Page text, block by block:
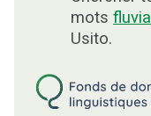
mots fluvial
Usito.